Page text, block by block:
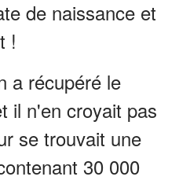
de naissance et
!
a récupéré le
il n'en croyait pas
se trouvait une
30 000